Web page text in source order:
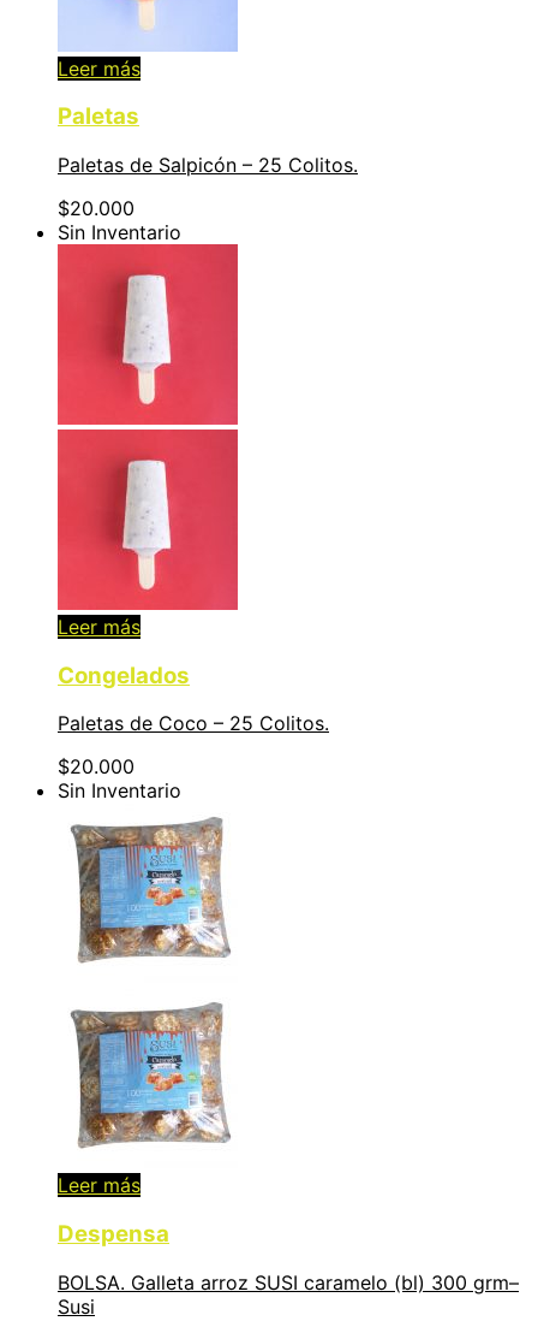
Leer más
Paletas
Paletas de Salpicón – 25 Colitos.
$20.000
Sin Inventario
Leer más
Congelados
Paletas de Coco – 25 Colitos.
$20.000
Sin Inventario
Leer más
Despensa
BOLSA. Galleta arroz SUSI caramelo (bl) 300 grm–
Susi